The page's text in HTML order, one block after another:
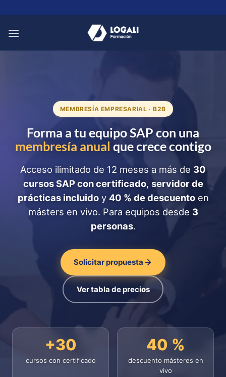
al
contenido
MEMBRESÍA EMPRESARIAL · B2B
Forma a tu equipo SAP con una
membresía anual que crece contigo
Acceso ilimitado de 12 meses a más de 30
cursos SAP con certificado, servidor de
prácticas incluidoy 40 % de descuentoen
másters en vivo. Para equipos desde 3
personas.
Solicitar propuesta
Ver tabla de precios
+30
cursos con certificado
40 %
descuento másteres en
vivo